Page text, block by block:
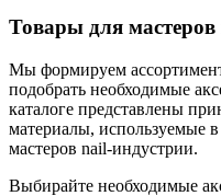
Товары для
Мы формируем
подобрать необходимые
каталоге представлены
материалы, используемые
мастеров nail-индустрии.
Выбирайте необходимые